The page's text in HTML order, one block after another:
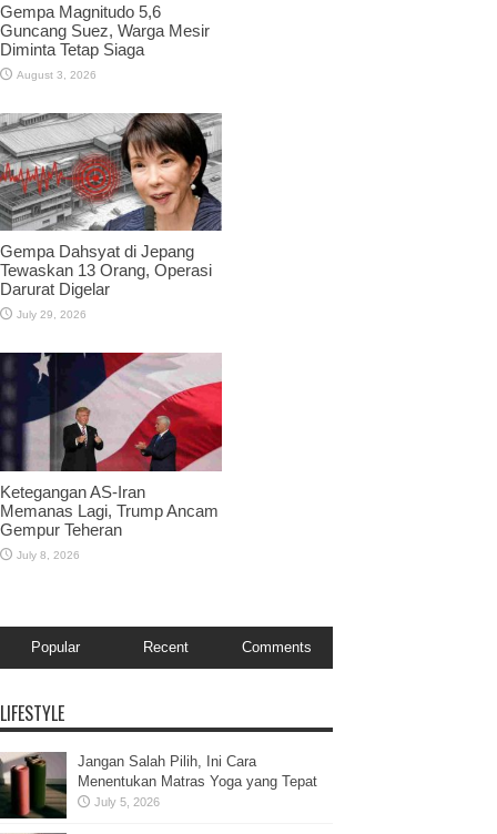
Gempa Magnitudo 5,6
Guncang Suez, Warga Mesir
Diminta Tetap Siaga
August 3, 2026
Gempa Dahsyat di Jepang
Tewaskan 13 Orang, Operasi
Darurat Digelar
July 29, 2026
Ketegangan AS-Iran
Memanas Lagi, Trump Ancam
Gempur Teheran
July 8, 2026
Popular Recent Comments
LIFESTYLE
Jangan Salah Pilih, Ini Cara
Menentukan Matras Yoga yang Tepat
July 5, 2026